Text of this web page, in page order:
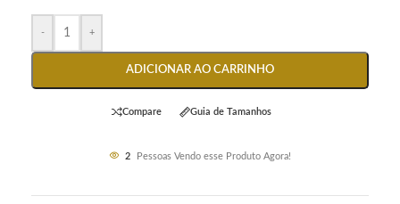
- +
ADICIONAR AO CARRINHO
Compare Guia de Tamanhos
2 Pessoas Vendo esse Produto Agora!